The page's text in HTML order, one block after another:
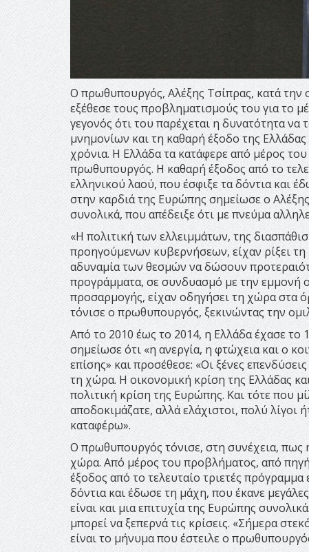
Ο πρωθυπουργός, Αλέξης Τσίπρας, κατά
εξέθεσε τους προβληματισμούς του για το
γεγονός ότι του παρέχεται η δυνατότητα να
μνημονίων και τη καθαρή έξοδο της
χρόνια. Η Ελλάδα τα κατάφερε από μέρος
πρωθυπουργός. Η καθαρή έξοδος από το
ελληνικού λαού, που έσφιξε τα δόντια και
στην καρδιά της Ευρώπης σημείωσε ο
συνολικά, που απέδειξε ότι με πνεύμα
«Η πολιτική των ελλειμμάτων, της
προηγούμενων κυβερνήσεων, είχαν ρίξει
αδυναμία των θεσμών να δώσουν
προγράμματα, σε συνδυασμό με την εμμονή
προσαρμογής, είχαν οδηγήσει τη χώρα στα
τόνισε ο πρωθυπουργός, ξεκινώντας την
Από το 2010 έως το 2014, η Ελλάδα έχασε το
σημείωσε ότι «η ανεργία, η φτώχεια και ο
επίσης» και προσέθεσε: «Οι ξένες
τη χώρα. Η οικονομική κρίση της Ελλάδας
πολιτική κρίση της Ευρώπης. Και τότε που
αποδοκιμάζατε, αλλά ελάχιστοι, πολύ λίγοι
καταφέρω».
Ο πρωθυπουργός τόνισε, στη συνέχεια, πως
χώρα. Από μέρος του προβλήματος, από
έξοδος από το τελευταίο τριετές
δόντια και έδωσε τη μάχη, που έκανε
είναι και μια επιτυχία της Ευρώπης
μπορεί να ξεπερνά τις κρίσεις. «Σήμερα
είναι το μήνυμα που έστειλε ο